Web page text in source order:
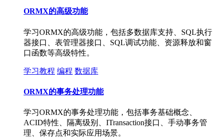
ORMX的高级功能
学习ORMX的高级功能，包括多数据库支持、SQL执行
器接口、表管理器接口、SQL调试功能、资源释放和窗
口函数等高级特性。
学习教程 编程 数据库
ORMX的事务处理功能
学习ORMX的事务处理功能，包括事务基础概念、
ACID特性、隔离级别、ITransaction接口、手动事务管
理、保存点和实际应用场景。